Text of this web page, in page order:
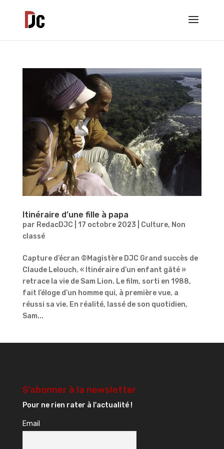
Itinéraire d’une fille à papa
par RedacDJC 17 octobre 2023 Culture, Non
classé
Capture d’écran ©Magistère DJC Grand succès de
Claude Lelouch, « Itinéraire d’un enfant gâté »
retrace la vie de Sam Lion. Le film, sorti en 1988,
fait l’éloge d’un homme qui, à première vue, a
réussi sa vie. En réalité, lassé de son quotidien,
Sam...
S’abonner à la newsletter
Pour ne rien rater à l'actualité !
Email